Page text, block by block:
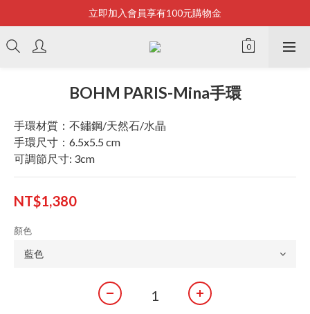
Bonjour~
立即加入會員享有100元購物金
全店滿2500即享免運
BOHM PARIS-Mina手環
手環材質：不鏽鋼/天然石/水晶
手環尺寸：6.5x5.5 cm
可調節尺寸: 3cm
NT$1,380
顏色